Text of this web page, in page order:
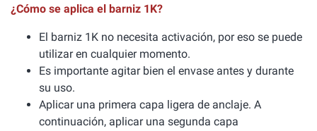
¿Cómo se aplica el barniz 1K?
El barniz 1K no necesita activación, por eso se puede
utilizar en cualquier momento.
Es importante agitar bien el envase antes y durante
su uso.
Aplicar una primera capa ligera de anclaje. A
continuación, aplicar una segunda capa